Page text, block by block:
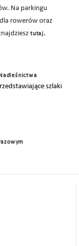
Na parkingu
rowerów oraz
tutaj.
Nadleśnictwa
szlaki